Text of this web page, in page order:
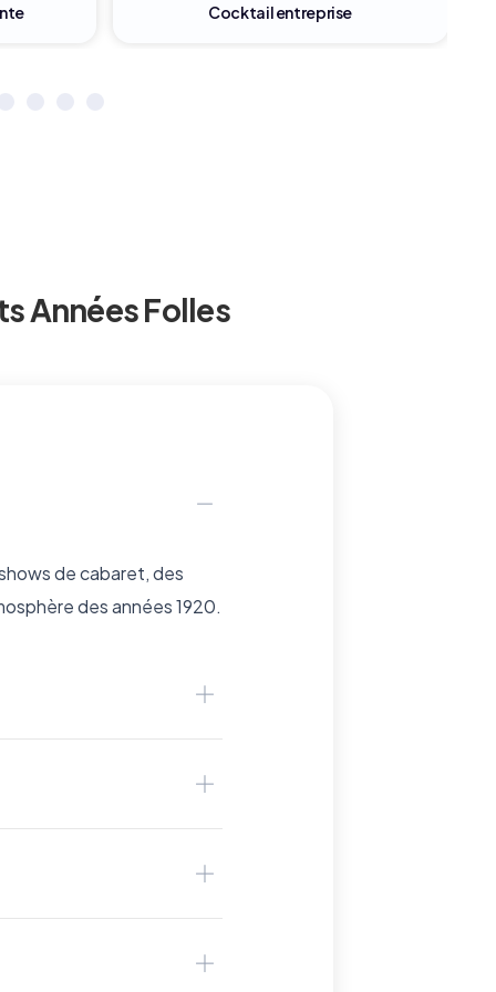
Family day en entreprise
Années Folles
de cabaret, des
des années 1920.